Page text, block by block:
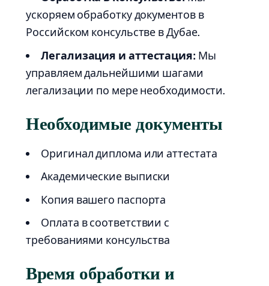
ускоряем обработку документов в
Российском консульстве в Дубае.
Легализация и аттестация: Мы
управляем дальнейшими шагами
легализации по мере необходимости.
Необходимые документы
Оригинал диплома или аттестата
Академические выписки
Копия вашего паспорта
Оплата в соответствии с
требованиями консульства
Время обработки и